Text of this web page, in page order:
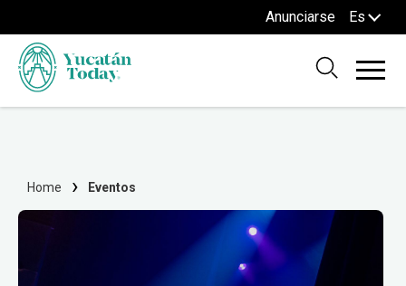
Anunciarse Es
Home Eventos